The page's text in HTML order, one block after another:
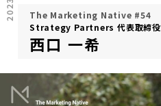
The Marketing Native #54
Strategy Partners 代表取締役
西口 一希